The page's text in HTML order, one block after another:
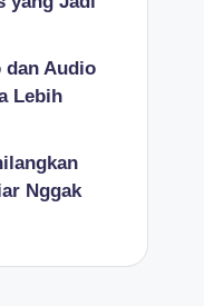
dan Audio
Lebih
Nggak